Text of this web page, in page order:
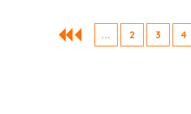
... 2 3 4